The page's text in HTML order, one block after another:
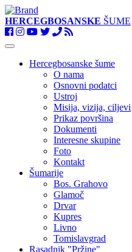
HERCEGBOSANSKE ŠUME
Toggle
navigationHercegbosanske šume
O nama
Osnovni podatci
Ustroj
Misija, vizija, ciljevi
Prikaz površina
Dokumenti
Interesne skupine
Foto
Kontakt
Šumarije
Bos. Grahovo
Glamoč
Drvar
Kupres
Livno
Tomislavgrad
Rasadnik "Pržine"